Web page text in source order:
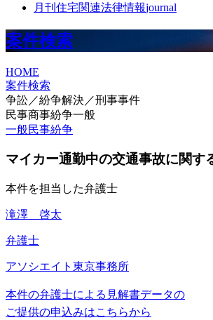
月刊住宅関連法律情報journal
案件検索
HOME
案件検索
争訟／紛争解決／刑事事件
民事商事紛争一般
一般民事紛争
マイカー通勤中の交通事故に関す
本件を担当した弁護士
滝澤 啓太
弁護士
アソシエイト 東京事務所
本件の弁護士による見解書データの
ご提供の申込みはこちらから